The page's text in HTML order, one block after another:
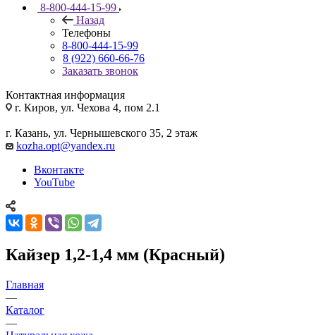
8-800-444-15-99
Назад
Телефоны
8-800-444-15-99
8 (922) 660-66-76
Заказать звонок
Контактная информация
г. Киров, ул. Чехова 4, пом 2.1
г. Казань, ул. Чернышевского 35, 2 этаж
kozha.opt@yandex.ru
Вконтакте
YouTube
Кайзер 1,2-1,4 мм (Красный)
Главная
—
Каталог
—